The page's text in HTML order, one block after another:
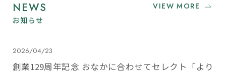
NEWS
お知らせ
VIEW MORE
2026/04/23
創業129周年記念 おなかに合わせてセレクト「より